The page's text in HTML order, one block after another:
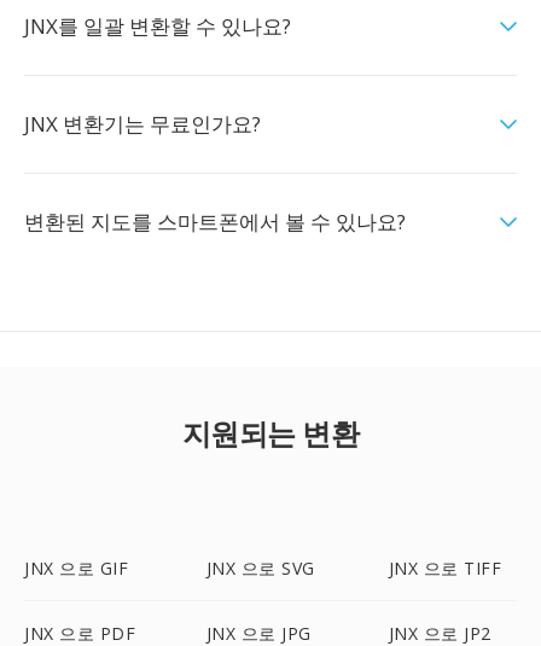
JNX를 일괄 변환할 수 있나요?
JNX 변환기는 무료인가요?
변환된 지도를 스마트폰에서 볼 수 있나요?
지원되는 변환
JNX 으로 GIF JNX 으로 SVG JNX 으로 TIFF
JNX 으로 PDF JNX 으로 JPG JNX 으로 JP2